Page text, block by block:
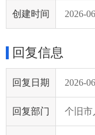
创建时间 2026-
回复信息
回复日期 2026-
回复部门 个旧市